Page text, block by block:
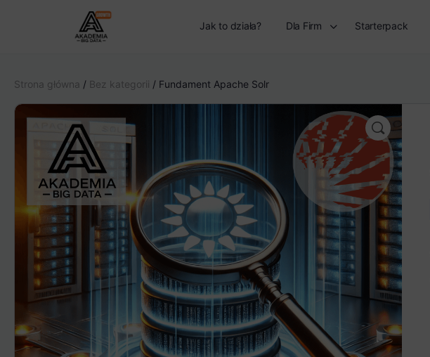
Jak to działa? Dla Firm Starterpack
Strona główna / Bez kategorii / Fundament Apache Solr